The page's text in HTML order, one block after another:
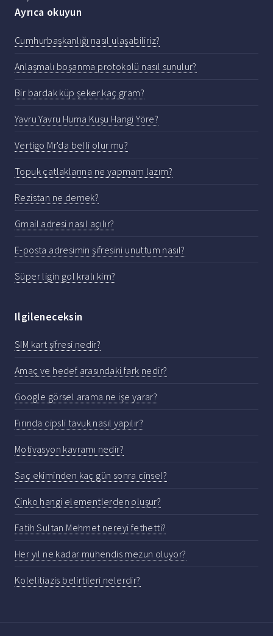
Ayrıca okuyun
Cumhurbaşkanlığı nasıl ulaşabiliriz?
Anlaşmalı boşanma protokolü nasıl sunulur?
Bir bardak küp şeker kaç gram?
Yavru Yavru Huma Kuşu Hangi Yöre?
Vertigo Mr'da belli olur mu?
Topuk çatlaklarına ne yapmam lazım?
Rezistan ne demek?
Gmail adresi nasıl açılır?
E-posta adresimin şifresini unuttum nasıl?
Süper ligin gol kralı kim?
Ilgileneceksin
SIM kart şifresi nedir?
Amaç ve hedef arasındaki fark nedir?
Google görsel arama ne işe yarar?
Fırında cipsli tavuk nasıl yapılır?
Motivasyon kavramı nedir?
Saç ekiminden kaç gün sonra cinsel?
Çinko hangi elementlerden oluşur?
Fatih Sultan Mehmet nereyi fethetti?
Her yıl ne kadar mühendis mezun oluyor?
Kolelitiazis belirtileri nelerdir?